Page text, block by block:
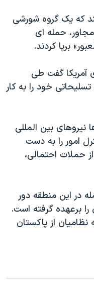
که یک گروه شورشی
حمله ای
برپا کردند.
آمریکا گفت طی
خود را به کار
بین المللی
امور را به دست
حملات احتمالی،
در این منطقه دور
را برعهده گرفته است.
از پاکستان